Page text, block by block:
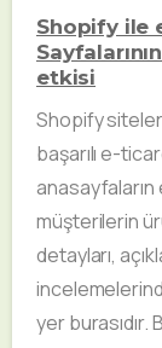
Shopify ile
etkisi
Shopify
başarılı e-
anasayfaların
müşterilerin
detayları,
yer burasıdır.